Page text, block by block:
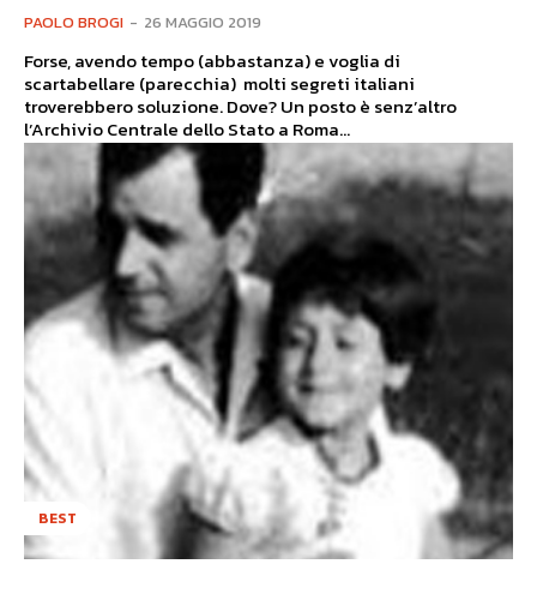
PAOLO BROGI - 26 MAGGIO 2019
Forse, avendo tempo (abbastanza) e voglia di
scartabellare (parecchia) molti segreti italiani
troverebbero soluzione. Dove? Un posto è senz’altro
l’Archivio Centrale dello Stato a Roma...
BEST